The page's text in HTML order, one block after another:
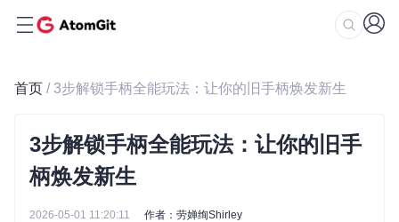
首页 / 3步解锁手柄全能玩法：让你的旧手柄焕发新生
3步解锁手柄全能玩法：让你的旧手
柄焕发新生
2026-05-01 11:20:11 作者：劳婵绚Shirley